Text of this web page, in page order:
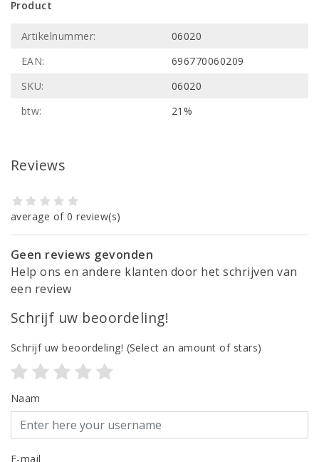
Product
Artikelnummer:
06020
EAN:
696770060209
SKU:
06020
btw:
21%
Reviews
average of 0 review(s)
Geen reviews gevonden
Help ons en andere klanten door het schrijven van
een review
Schrijf uw beoordeling!
Schrijf uw beoordeling! (Select an amount of stars)
Naam
E-mail